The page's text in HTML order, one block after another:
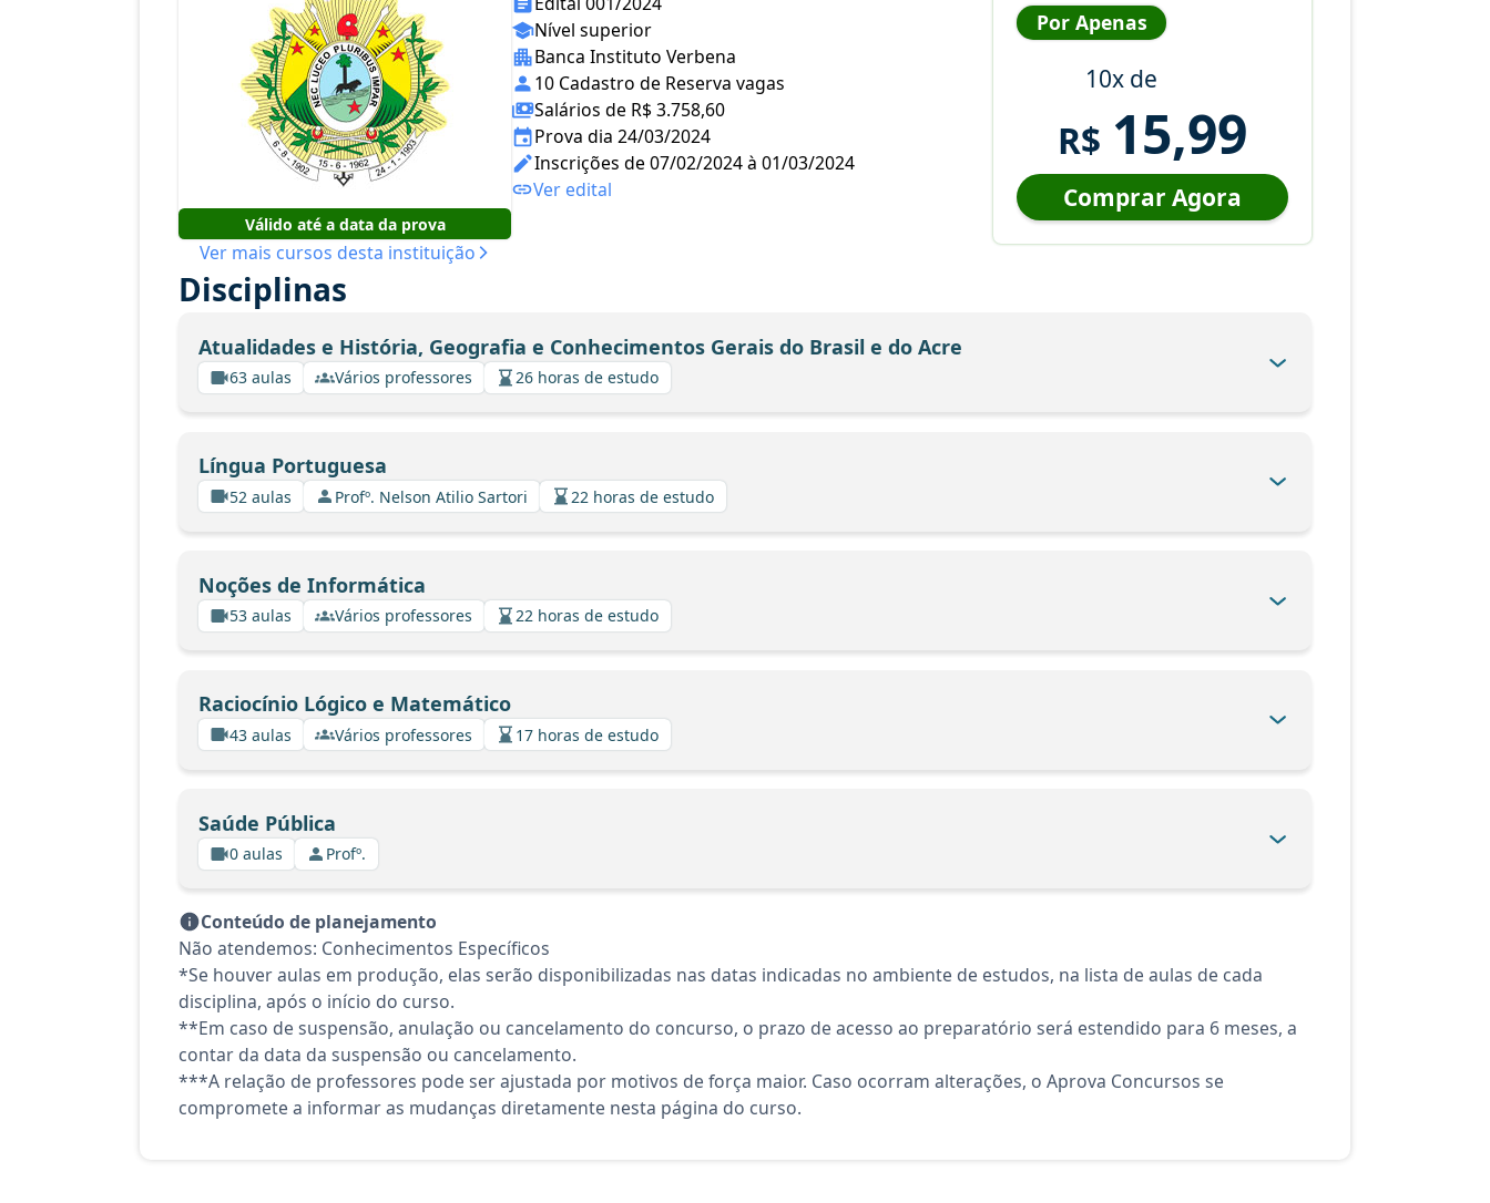
Válido até a data da prova
Ver mais cursos desta instituição
Nível superior
Banca Instituto Verbena
10 Cadastro de Reserva vagas
Salários de R$ 3.758,60
Prova dia 24/03/2024
Inscrições de 07/02/2024 à 01/03/2024
Ver edital
Por Apenas
10x de
R$ 15,99
Comprar Agora
Disciplinas
Atualidades e História, Geografia e Conhecimentos Gerais do Brasil e do Acre
63 aulas Vários professores 26 horas de estudo
Língua Portuguesa
52 aulas Profº. Nelson Atilio Sartori 22 horas de estudo
Noções de Informática
53 aulas Vários professores 22 horas de estudo
Raciocínio Lógico e Matemático
43 aulas Vários professores 17 horas de estudo
Saúde Pública
0 aulas Profº.
Conteúdo de planejamento
Não atendemos: Conhecimentos Específicos
*Se houver aulas em produção, elas serão disponibilizadas nas datas indicadas no ambiente de estudos, na lista de aulas de cada
disciplina, após o início do curso.
**Em caso de suspensão, anulação ou cancelamento do concurso, o prazo de acesso ao preparatório será estendido para 6 meses, a
contar da data da suspensão ou cancelamento.
***A relação de professores pode ser ajustada por motivos de força maior. Caso ocorram alterações, o Aprova Concursos se
compromete a informar as mudanças diretamente nesta página do curso.